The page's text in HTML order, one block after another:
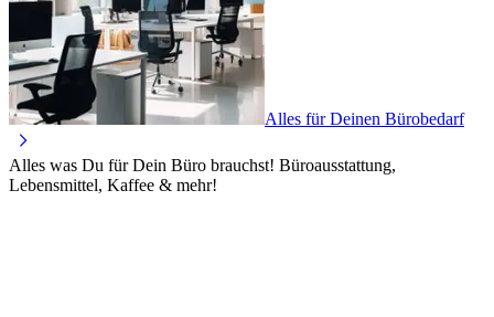
Alles für Deinen Bürobedarf
Alles was Du für Dein Büro brauchst! Büroausstattung,
Lebensmittel, Kaffee & mehr!